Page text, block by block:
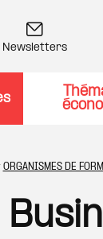
Newsletters
ORGANISMES DE